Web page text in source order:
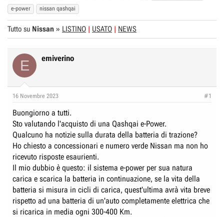
r
e
a
t
o
e
D
s
c
u
s
s
o
n
e
a
t
a
d
i
i
o
g
e-power
nissan qashqai
Tutto su Nissan » LISTINO USATO NEWS
E emiverino
16 Novembre 2023 #1
Buongiorno a tutti.
Sto valutando l'acquisto di una Qashqai e-Power.
Qualcuno ha notizie sulla durata della batteria di trazione?
Ho chiesto a concessionari e numero verde Nissan ma non ho
ricevuto risposte esaurienti.
Il mio dubbio è questo: il sistema e-power per sua natura
carica e scarica la batteria in continuazione, se la vita della
batteria si misura in cicli di carica, quest'ultima avrà vita breve
rispetto ad una batteria di un'auto completamente elettrica che
si ricarica in media ogni 300-400 Km.